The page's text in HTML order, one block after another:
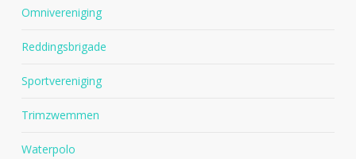
Omnivereniging
Reddingsbrigade
Sportvereniging
Trimzwemmen
Waterpolo